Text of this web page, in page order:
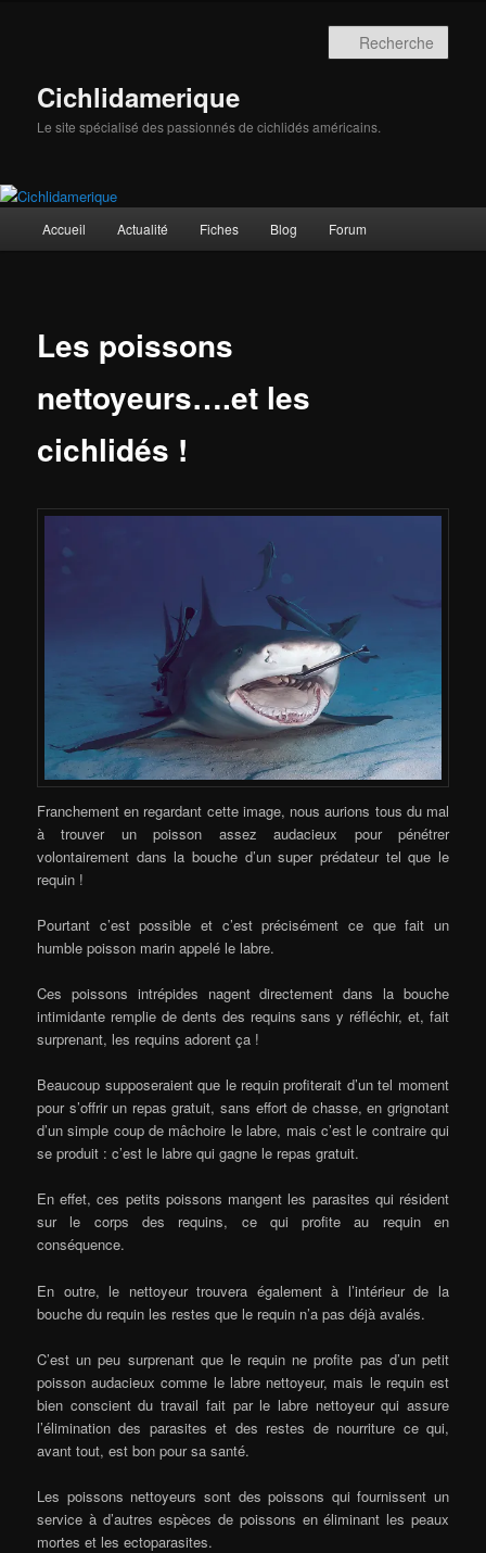
Cichlidamerique
Le site spécialisé des passionnés de cichlidés américains.
principal
Accueil Actualité Fiches Blog Forum
Les poissons
nettoyeurs….et les
cichlidés !
Franchement en regardant cette image, nous aurions tous du mal
à trouver un poisson assez audacieux pour pénétrer
volontairement dans la bouche d’un super prédateur tel que le
requin !
Pourtant c’est possible et c’est précisément ce que fait un
humble poisson marin appelé le labre.
Ces poissons intrépides nagent directement dans la bouche
intimidante remplie de dents des requins sans y réfléchir, et, fait
surprenant, les requins adorent ça !
Beaucoup supposeraient que le requin profiterait d’un tel moment
pour s’offrir un repas gratuit, sans effort de chasse, en grignotant
d’un simple coup de mâchoire le labre, mais c’est le contraire qui
se produit : c’est le labre qui gagne le repas gratuit.
En effet, ces petits poissons mangent les parasites qui résident
sur le corps des requins, ce qui profite au requin en
conséquence.
En outre, le nettoyeur trouvera également à l’intérieur de la
bouche du requin les restes que le requin n’a pas déjà avalés.
C’est un peu surprenant que le requin ne profite pas d’un petit
poisson audacieux comme le labre nettoyeur, mais le requin est
bien conscient du travail fait par le labre nettoyeur qui assure
l’élimination des parasites et des restes de nourriture ce qui,
avant tout, est bon pour sa santé.
Les poissons nettoyeurs sont des poissons qui fournissent un
service à d’autres espèces de poissons en éliminant les peaux
mortes et les ectoparasites.